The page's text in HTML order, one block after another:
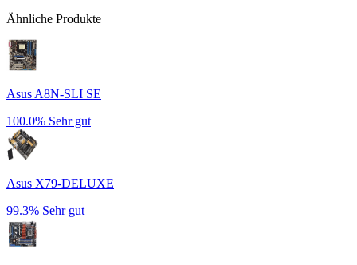
Ähnliche Produkte
Asus A8N-SLI SE
100.0% Sehr gut
Asus X79-DELUXE
99.3% Sehr gut